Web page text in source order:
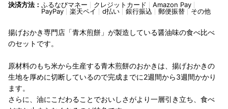
決済方法： ふるなびマネー クレジットカード
Amazon Pay
PayPay
楽天ペイ d払い 銀行振込 郵便振替 その他
揚げおかき専門店「青木煎餅」が製造している醤油味の食べ比べ
のセットです。
原材料のもち米から生産する青木煎餅のおかきは、揚げおかきの
生地を厚めに切断しているので完成までに2週間から3週間かかり
ます。
さらに、油にこだわることでおいしさがより一層引き立ち、食べ